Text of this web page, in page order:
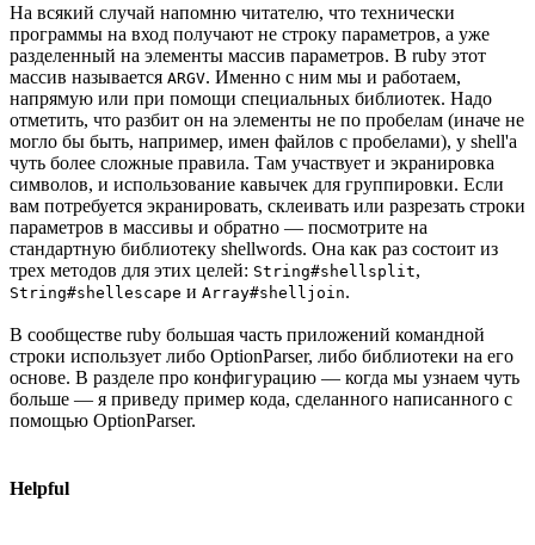
На всякий случай напомню читателю, что технически
программы на вход получают не строку параметров, а уже
разделенный на элементы массив параметров. В ruby этот
массив называется ARGV. Именно с ним мы и работаем,
напрямую или при помощи специальных библиотек. Надо
отметить, что разбит он на элементы не по пробелам (иначе не
могло бы быть, например, имен файлов с пробелами), у shell'а
чуть более сложные правила. Там участвует и экранировка
символов, и использование кавычек для группировки. Если
вам потребуется экранировать, склеивать или разрезать строки
параметров в массивы и обратно — посмотрите на
стандартную библиотеку shellwords. Она как раз состоит из
трех методов для этих целей: String#shellsplit,
String#shellescape и Array#shelljoin.
В сообществе ruby большая часть приложений командной
строки использует либо OptionParser, либо библиотеки на его
основе. В разделе про конфигурацию — когда мы узнаем чуть
больше — я приведу пример кода, сделанного написанного с
помощью OptionParser.
Helpful